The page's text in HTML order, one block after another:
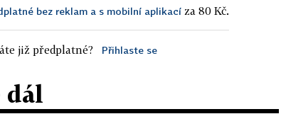
bez reklam a s mobilní aplikací za 80 Kč.
již předplatné? Přihlaste se
dál